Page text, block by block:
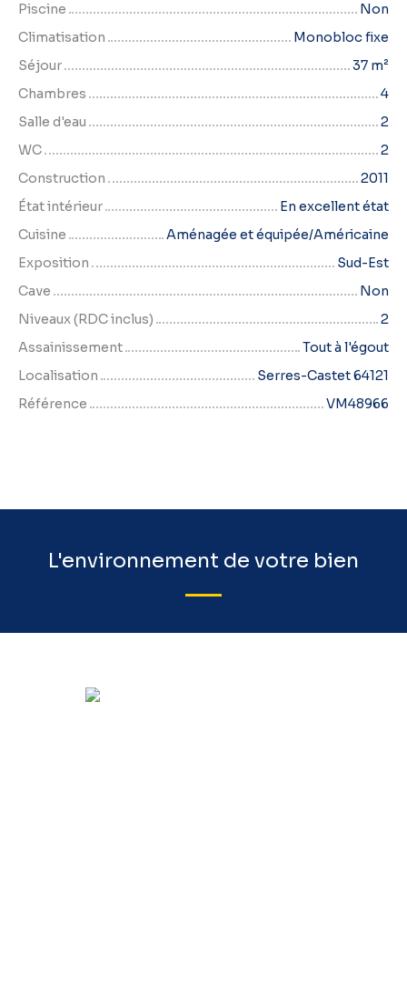
Piscine
Non
Climatisation
Monobloc fixe
Séjour
37 m²
Chambres
4
Salle d'eau
2
WC
2
Construction
2011
État intérieur
En excellent état
Cuisine
Aménagée et équipée/Américaine
Exposition
Sud-Est
Cave
Non
Niveaux (RDC inclus)
2
Assainissement
Tout à l'égout
Localisation
Serres-Castet 64121
Référence
VM48966
L'environnement de votre bien